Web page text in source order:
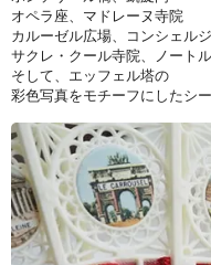
オペラ座、マドレーヌ寺院
カルーゼル広場、コンシェル
サクレ・クール寺院、ノート
そして、エッフェル塔の
彩色写真をモチーフにしたシ